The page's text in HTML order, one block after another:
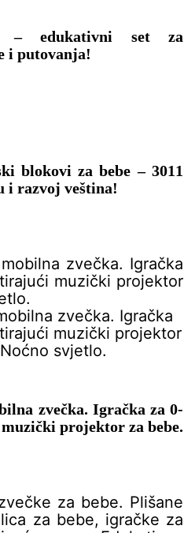
– edukativni set za
i putovanja!
blokovi za bebe – 3011
i razvoj veština!
zvečka. Igračka
muzički projektor
svjetlo.
zvečka. Igračka za 0-
projektor za bebe.